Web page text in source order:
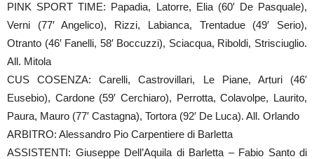
PINK SPORT TIME: Papadia, Latorre, Elia (60′ De Pasquale),
Verni (77′ Angelico), Rizzi, Labianca, Trentadue (49′ Serio),
Otranto (46′ Fanelli, 58′ Boccuzzi), Sciacqua, Riboldi, Strisciuglio.
All. Mitola
CUS COSENZA: Carelli, Castrovillari, Le Piane, Arturi (46′
Eusebio), Cardone (59′ Cerchiaro), Perrotta, Colavolpe, Laurito,
Paura, Mauro (77′ Castagna), Tortora (92′ De Luca). All. Orlando
ARBITRO: Alessandro Pio Carpentiere di Barletta
ASSISTENTI: Giuseppe Dell’Aquila di Barletta – Fabio Santo di